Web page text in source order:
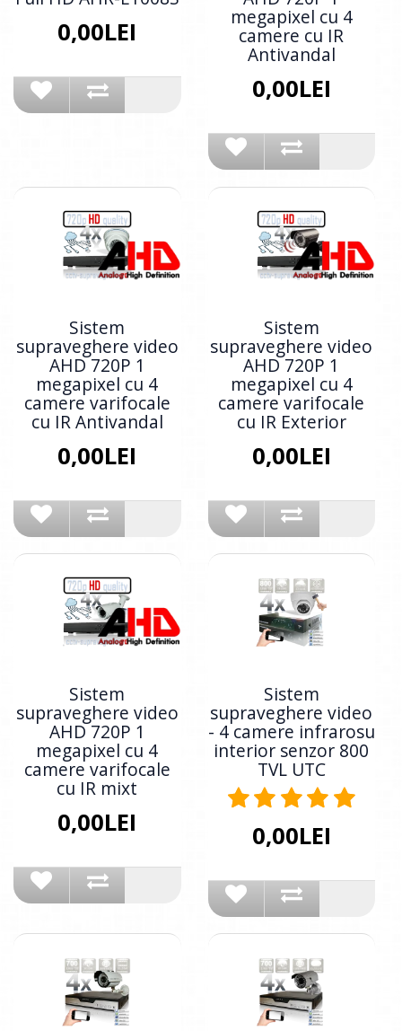
0,00LEI megapixel cu 4
camere cu IR
Antivandal
0,00LEI
Sistem
supraveghere video
AHD 720P 1
megapixel cu 4
camere varifocale
cu IR Antivandal
0,00LEI
Sistem
supraveghere video
AHD 720P 1
megapixel cu 4
camere varifocale
cu IR Exterior
0,00LEI
Sistem
supraveghere video
AHD 720P 1
megapixel cu 4
camere varifocale
cu IR mixt
0,00LEI
Sistem
supraveghere video
- 4 camere infrarosu
interior senzor 800
TVL UTC
0,00LEI